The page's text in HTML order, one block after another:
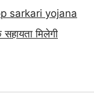
sarkari yojana
मिलेगी